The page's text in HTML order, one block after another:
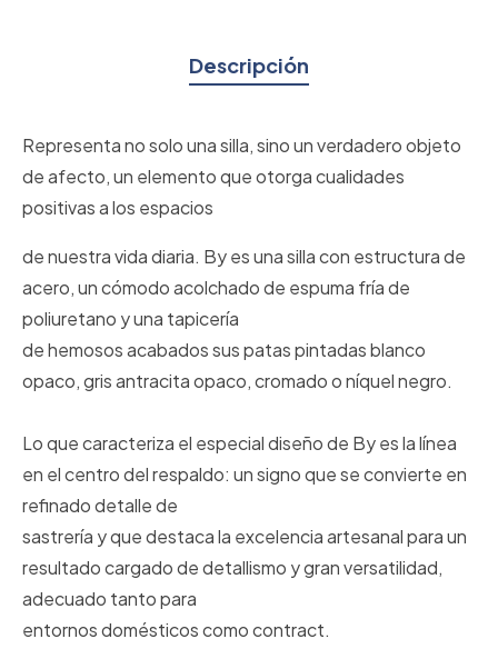
Descripción
Representa no solo una silla, sino un verdadero objeto
de afecto, un elemento que otorga cualidades
positivas a los espacios
de nuestra vida diaria. By es una silla con estructura de
acero, un cómodo acolchado de espuma fría de
poliuretano y una tapicería
de hemosos acabados sus patas pintadas blanco
opaco, gris antracita opaco, cromado o níquel negro.
Lo que caracteriza el especial diseño de By es la línea
en el centro del respaldo: un signo que se convierte en
refinado detalle de
sastrería y que destaca la excelencia artesanal para un
resultado cargado de detallismo y gran versatilidad,
adecuado tanto para
entornos domésticos como contract.